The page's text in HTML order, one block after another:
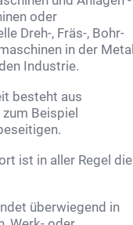
oder
Dreh-, Fräs-, Bohr-
in der Metall
Industrie.
besteht aus
Beispiel
ist in aller Regel die
überwiegend in